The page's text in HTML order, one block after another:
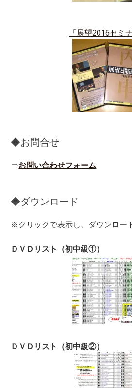
「展望2016セミ
◆お問合せ
⇒お問い合わせフォーム
◆ダウンロード
※クリックで表示し、ダウンロー
ＤＶＤリスト（初中級①）
ＤＶＤリスト（初中級②）